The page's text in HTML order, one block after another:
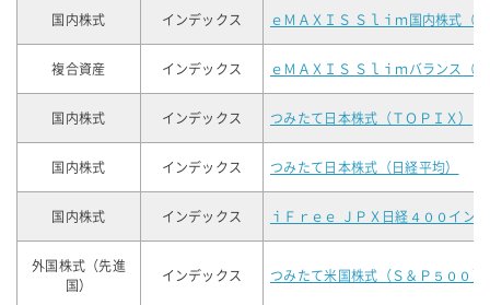
国内株式 インデックス ｅＭＡＸＩＳ Ｓｌｉｍ国内株式（
複合資産 インデックス ｅＭＡＸＩＳ Ｓｌｉｍバランス（
国内株式 インデックス つみたて日本株式（ＴＯＰＩＸ）
国内株式 インデックス つみたて日本株式（日経平均）
国内株式 インデックス ｉＦｒｅｅ ＪＰＸ日経４００イン
外国株式（先進
国）
インデックス つみたて米国株式（Ｓ＆Ｐ５００）